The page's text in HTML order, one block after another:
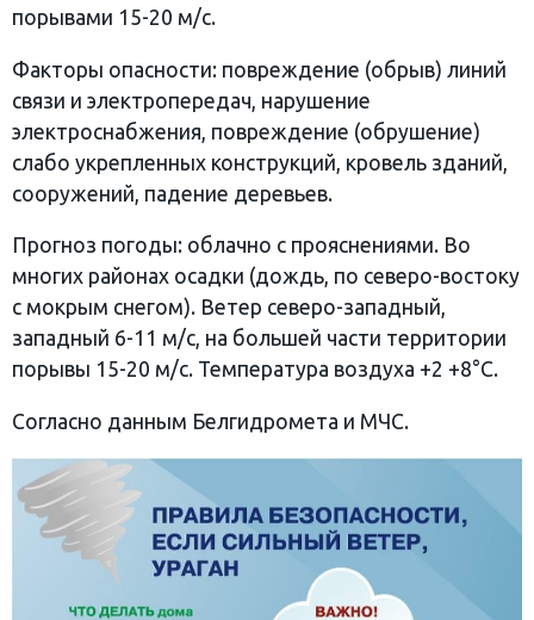
порывами 15-20 м/с.
Факторы опасности: повреждение (обрыв) линий
связи и электропередач, нарушение
электроснабжения, повреждение (обрушение)
слабо укрепленных конструкций, кровель зданий,
сооружений, падение деревьев.
Прогноз погоды: облачно с прояснениями. Во
многих районах осадки (дождь, по северо-востоку
с мокрым снегом). Ветер северо-западный,
западный 6-11 м/с, на большей части территории
порывы 15-20 м/с. Температура воздуха +2 +8°С.
Согласно данным Белгидромета и МЧС.